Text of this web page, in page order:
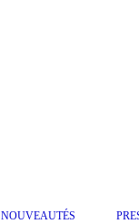
NOUVEAUTÉS